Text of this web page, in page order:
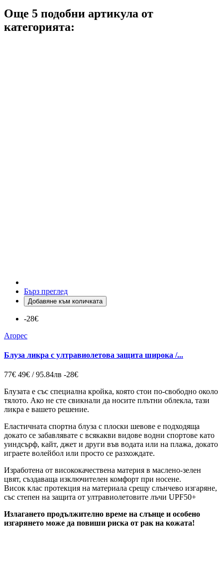
Още 5 подобни артикула от
категорията:
Бърз преглед
Добавяне към количката
-28€
Aropec
Блуза ликра с ултравиолетова защита широка /...
77€ 49€ / 95.84лв -28€
Блузата е със специална кройка, която стои по-свободно около
тялото. Ако не сте свикнали да носите плътни облекла, тази
ликра е вашето решение.
Еластичната спортна блуза с плоски шевове е подходяща
докато се забавлявате с всякакви видове водни спортове като
уиндсърф, кайт, джет и други във водата или на плажа, докато
играете волейбол или просто се разхождате.
Изработена от висококачествена материя в маслено-зелен
цвят, създаваща изключителен комфорт при носене.
Висок клас протекция на материала срещу слънчево изгаряне,
със степен на защита от ултравиолетовите лъчи UPF50+
Излагането продължително време на слънце и особено
изгарянето може да повиши риска от рак на кожата!